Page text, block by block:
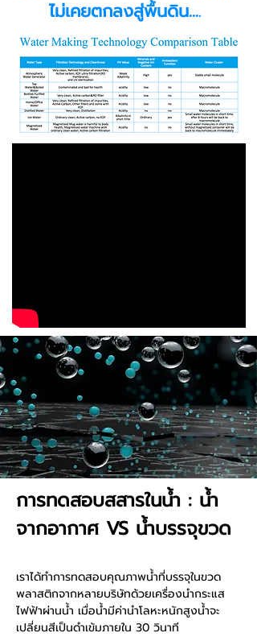
ไม่เคยตกลงสู่พื้นดิน....
การทดสอบสสารในน้ำ : น้ำ
จากอากาศ VS น้ำบรรจุขวด
เราได้ทำการทดสอบคุณภาพน้ำที่บรรจุในขวด
พลาสติกจากหลายบริษัทด้วยเครื่องนำกระแส
ไฟฟ้าผ่านน้ำ เมื่อน้ำมีค่านำโลหะหนักสูงน้ำจะ
เปลี่ยนสีเป็นดำเข้มภายใน 30 วินาที